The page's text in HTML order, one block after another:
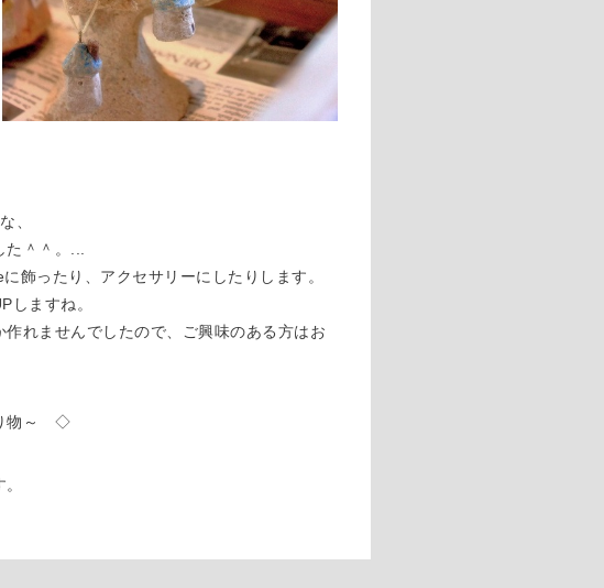
、
＾＾。
飾ったり、アクセサリーにしたりします。
しますね。
れませんでしたので、ご興味のある方はお
物～ ◇